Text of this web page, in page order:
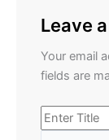
Leave
Your email
fields are